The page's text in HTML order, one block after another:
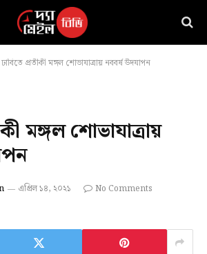
ঢাবিতে প্রতীকী মঙ্গল শোভাযাত্রায় নববর্ষ উদযাপন
মঙ্গল শোভাযাত্রায়
এপ্রিল ১৪, ২০২১
No Comments